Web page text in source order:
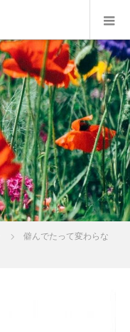
僻んでたって変わらな